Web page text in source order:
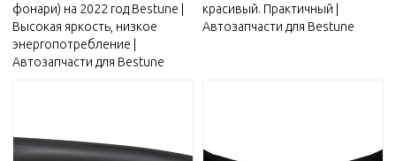
фонари) на 2022 год Bestune |
Высокая яркость, низкое
энергопотребление |
Автозапчасти для Bestune
красивый. Практичный |
Автозапчасти для Bestune